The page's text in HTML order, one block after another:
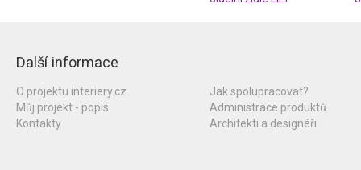
Další informace
O projektu interiery.cz
Můj projekt - popis
Kontakty
Jak spolupracovat?
Administrace produktů
Architekti a designéři